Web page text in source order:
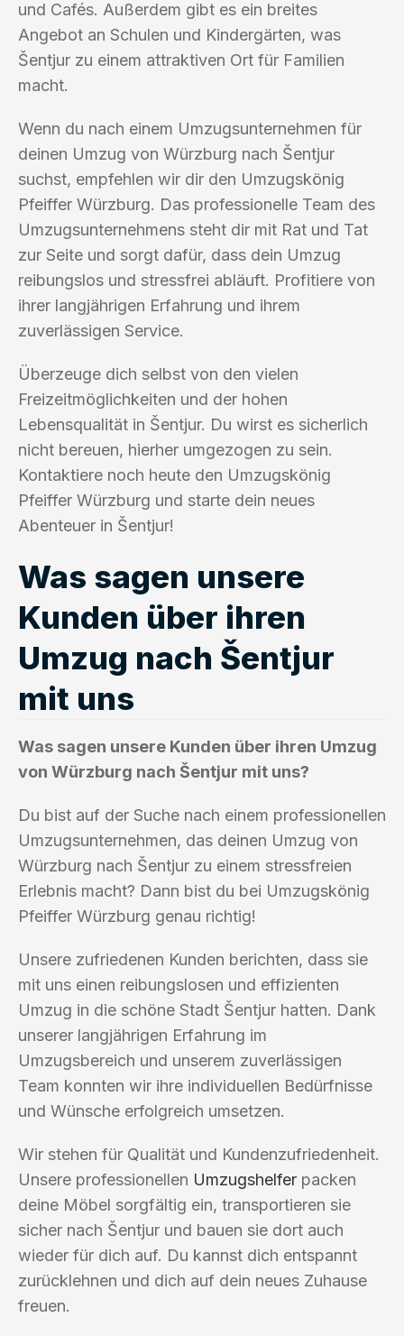
und Cafés. Außerdem gibt es ein breites
Angebot an Schulen und Kindergärten, was
Šentjur zu einem attraktiven Ort für Familien
macht.
Wenn du nach einem Umzugsunternehmen für
deinen Umzug von Würzburg nach Šentjur
suchst, empfehlen wir dir den Umzugskönig
Pfeiffer Würzburg. Das professionelle Team des
Umzugsunternehmens steht dir mit Rat und Tat
zur Seite und sorgt dafür, dass dein Umzug
reibungslos und stressfrei abläuft. Profitiere von
ihrer langjährigen Erfahrung und ihrem
zuverlässigen Service.
Überzeuge dich selbst von den vielen
Freizeitmöglichkeiten und der hohen
Lebensqualität in Šentjur. Du wirst es sicherlich
nicht bereuen, hierher umgezogen zu sein.
Kontaktiere noch heute den Umzugskönig
Pfeiffer Würzburg und starte dein neues
Abenteuer in Šentjur!
Was sagen unsere
Kunden über ihren
Umzug nach Šentjur
mit uns
Was sagen unsere Kunden über ihren Umzug
von Würzburg nach Šentjur mit uns?
Du bist auf der Suche nach einem professionellen
Umzugsunternehmen, das deinen Umzug von
Würzburg nach Šentjur zu einem stressfreien
Erlebnis macht? Dann bist du bei Umzugskönig
Pfeiffer Würzburg genau richtig!
Unsere zufriedenen Kunden berichten, dass sie
mit uns einen reibungslosen und effizienten
Umzug in die schöne Stadt Šentjur hatten. Dank
unserer langjährigen Erfahrung im
Umzugsbereich und unserem zuverlässigen
Team konnten wir ihre individuellen Bedürfnisse
und Wünsche erfolgreich umsetzen.
Wir stehen für Qualität und Kundenzufriedenheit.
Unsere professionellen Umzugshelfer packen
deine Möbel sorgfältig ein, transportieren sie
sicher nach Šentjur und bauen sie dort auch
wieder für dich auf. Du kannst dich entspannt
zurücklehnen und dich auf dein neues Zuhause
freuen.